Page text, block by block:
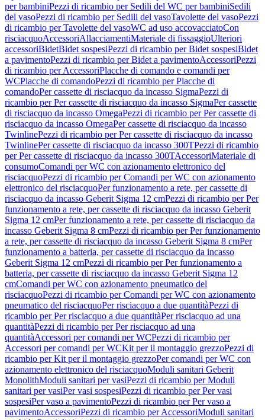
per bambiniPezzi di ricambio per Sedili del WC per bambiniSedili
del vasoPezzi di ricambio per Sedili del vasoTavolette del vasoPezzi
di ricambio per Tavolette del vasoWC ad uso accovacciatoCon
risciacquoAccessoriAllacciamentiMateriale di fissaggioUlteriori
accessoriBidetBidet sospesiPezzi di ricambio per Bidet sospesiBidet
a pavimentoPezzi di ricambio per Bidet a pavimentoAccessoriPezzi
di ricambio per AccessoriPlacche di comando e comandi per
WCPlacche di comandoPezzi di ricambio per Placche di
comandoPer cassette di risciacquo da incasso SigmaPezzi di
ricambio per Per cassette di risciacquo da incasso SigmaPer cassette
di risciacquo da incasso OmegaPezzi di ricambio per Per cassette di
risciacquo da incasso OmegaPer cassette di risciacquo da incasso
TwinlinePezzi di ricambio per Per cassette di risciacquo da incasso
TwinlinePer cassette di risciacquo da incasso 300TPezzi di ricambio
per Per cassette di risciacquo da incasso 300TAccessoriMateriale di
consumoComandi per WC con azionamento elettronico del
risciacquoPezzi di ricambio per Comandi per WC con azionamento
elettronico del risciacquoPer funzionamento a rete, per cassette di
risciacquo da incasso Geberit Sigma 12 cmPezzi di ricambio per Per
funzionamento a rete, per cassette di risciacquo da incasso Geberit
Sigma 12 cmPer funzionamento a rete, per cassette di risciacquo da
incasso Geberit Sigma 8 cmPezzi di ricambio per Per funzionamento
a rete, per cassette di risciacquo da incasso Geberit Sigma 8 cmPer
funzionamento a batteria, per cassette di risciacquo da incasso
Geberit Sigma 12 cmPezzi di ricambio per Per funzionamento a
batteria, per cassette di risciacquo da incasso Geberit Sigma 12
cmComandi per WC con azionamento pneumatico del
risciacquoPezzi di ricambio per Comandi per WC con azionamento
pneumatico del risciacquoPer risciacquo a due quantitàPezzi di
ricambio per Per risciacquo a due quantitàPer risciacquo ad una
quantitàPezzi di ricambio per Per risciacquo ad una
quantitàAccessori per comandi per WCPezzi di ricambio per
Accessori per comandi per WCKit per il montaggio grezzoPezzi di
ricambio per Kit per il montaggio grezzoPer comandi per WC con
azionamento elettronico del risciacquoModuli sanitari Geberit
MonolithModuli sanitari per vasiPezzi di ricambio per Moduli
sanitari per vasiPer vasi sospesiPezzi di ricambio per Per vasi
sospesiPer vaso a pavimentoPezzi di ricambio per Per vaso a
pavimentoAccessoriPezzi di ricambio per AccessoriModuli sanitari